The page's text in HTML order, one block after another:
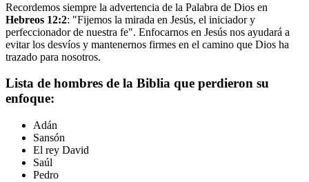
Recordemos siempre la advertencia de la Palabra de Dios en
Hebreos 12:2: "Fijemos la mirada en Jesús, el iniciador y
perfeccionador de nuestra fe". Enfocarnos en Jesús nos ayudará a
evitar los desvíos y mantenernos firmes en el camino que Dios ha
trazado para nosotros.
Lista de hombres de la Biblia que perdieron su
enfoque:
Adán
Sansón
El rey David
Saúl
Pedro